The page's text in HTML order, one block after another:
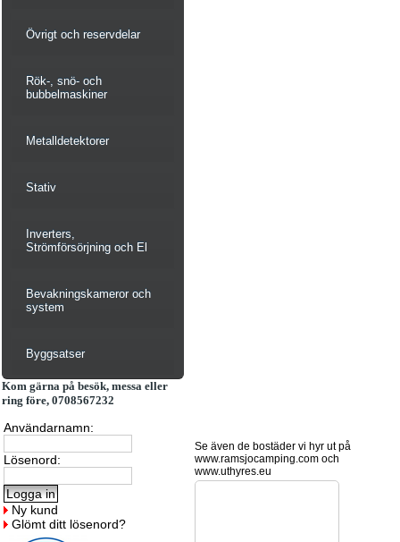
Övrigt och reservdelar
Rök-, snö- och
bubbelmaskiner
Metalldetektorer
Stativ
Inverters,
Strömförsörjning och El
Bevakningskameror och
system
Byggsatser
Kom gärna på besök, messa eller
ring före, 0708567232
Användarnamn:
Lösenord:
Ny kund
Glömt ditt lösenord?
Se även de bostäder vi hyr ut på
www.ramsjocamping.com och
www.uthyres.eu